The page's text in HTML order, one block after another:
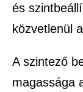
és
közvetlenül
A szintező
magassága